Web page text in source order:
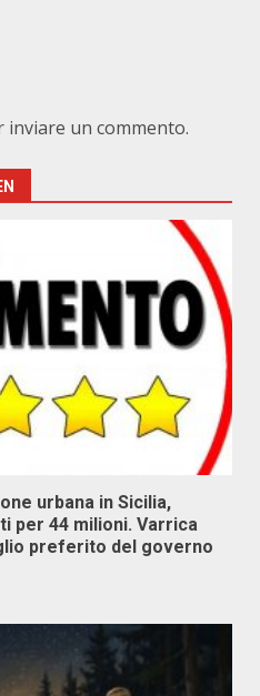
inviare un commento.
urbana in Sicilia,
per 44 milioni. Varrica
preferito del governo